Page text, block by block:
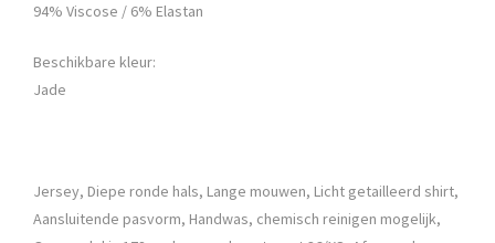
94% Viscose / 6% Elastan
Beschikbare kleur:
Jade
Jersey, Diepe ronde hals, Lange mouwen, Licht getailleerd shirt,
Aansluitende pasvorm, Handwas, chemisch reinigen mogelijk,